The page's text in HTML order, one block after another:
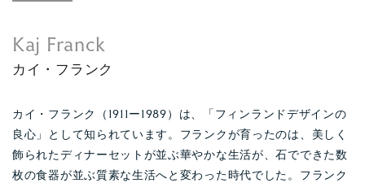
Kaj Franck
カイ・フランク
カイ・フランク（1911ー1989）は、「フィンランドデザインの
良心」として知られています。フランクが育ったのは、美しく
飾られたディナーセットが並ぶ華やかな生活が、石でできた数
枚の食器が並ぶ質素な生活へと変わった時代でした。フランク